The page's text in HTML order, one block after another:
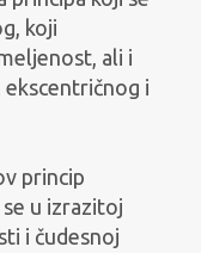
koji
ali i
i
princip
u izrazitoj
i čudesnoj